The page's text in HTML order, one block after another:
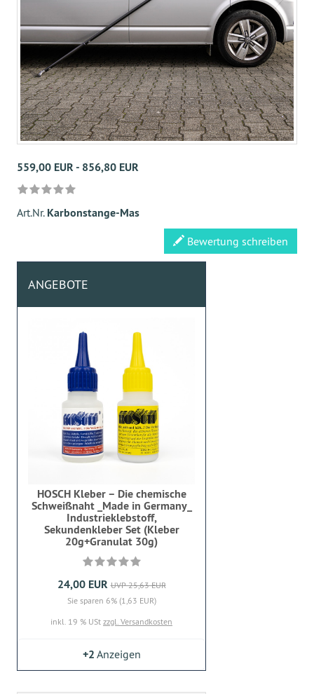
559,00 EUR - 856,80 EUR
Art.Nr. Karbonstange-Mas
Bewertung schreiben
ANGEBOTE
HOSCH Kleber – Die chemische
Schweißnaht _Made in Germany_
Industrieklebstoff,
Sekundenkleber Set (Kleber
20g+Granulat 30g)
24,00 EUR UVP 25,63 EUR
Sie sparen 6% (1,63 EUR)
inkl. 19 % USt zzgl. Versandkosten
+2 Anzeigen